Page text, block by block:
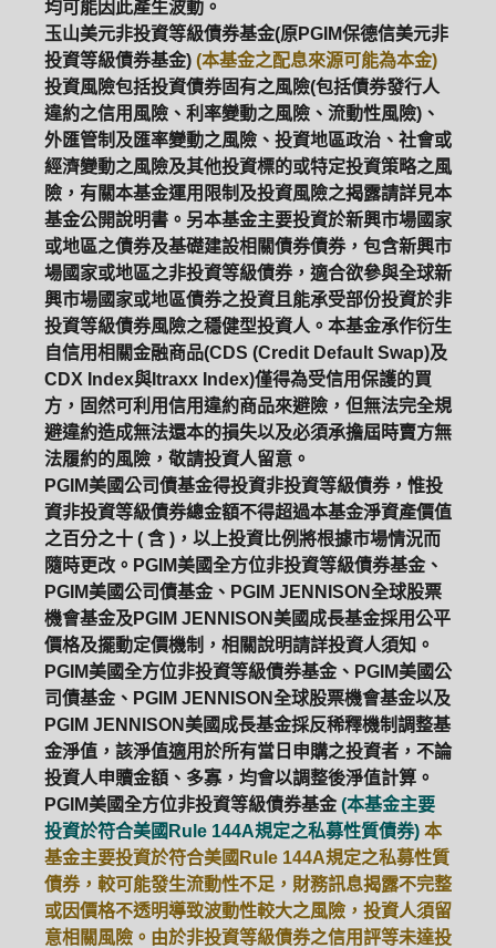
均可能因此產生波動。
玉山美元非投資等級債券基金(原PGIM保德信美元非
投資等級債券基金) (本基金之配息來源可能為本金)
投資風險包括投資債券固有之風險(包括債券發行人
違約之信用風險、利率變動之風險、流動性風險)、
外匯管制及匯率變動之風險、投資地區政治、社會或
經濟變動之風險及其他投資標的或特定投資策略之風
險，有關本基金運用限制及投資風險之揭露請詳見本
基金公開說明書。另本基金主要投資於新興市場國家
或地區之債券及基礎建設相關債券債券，包含新興市
場國家或地區之非投資等級債券，適合欲參與全球新
興市場國家或地區債券之投資且能承受部份投資於非
投資等級債券風險之穩健型投資人。本基金承作衍生
自信用相關金融商品(CDS (Credit Default Swap)及
CDX Index與Itraxx Index)僅得為受信用保護的買
方，固然可利用信用違約商品來避險，但無法完全規
避違約造成無法還本的損失以及必須承擔屆時賣方無
法履約的風險，敬請投資人留意。
PGIM美國公司債基金得投資非投資等級債券，惟投
資非投資等級債券總金額不得超過本基金淨資產價值
之百分之十 ( 含 )，以上投資比例將根據市場情況而
隨時更改。PGIM美國全方位非投資等級債券基金、
PGIM美國公司債基金、PGIM JENNISON全球股票
機會基金及PGIM JENNISON美國成長基金採用公平
價格及擺動定價機制，相關說明請詳投資人須知。
PGIM美國全方位非投資等級債券基金、PGIM美國公
司債基金、PGIM JENNISON全球股票機會基金以及
PGIM JENNISON美國成長基金採反稀釋機制調整基
金淨值，該淨值適用於所有當日申購之投資者，不論
投資人申贖金額、多寡，均會以調整後淨值計算。
PGIM美國全方位非投資等級債券基金 (本基金主要
投資於符合美國Rule 144A規定之私募性質債券) 本
基金主要投資於符合美國Rule 144A規定之私募性質
債券，較可能發生流動性不足，財務訊息揭露不完整
或因價格不透明導致波動性較大之風險，投資人須留
意相關風險。由於非投資等級債券之信用評等未達投